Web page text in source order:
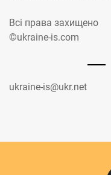
Всі права захищено
©ukraine-is.com
ukraine-is@ukr.net